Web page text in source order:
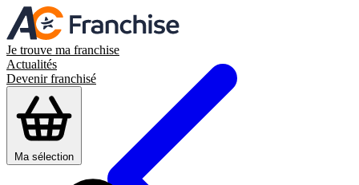
Je trouve ma franchise
Actualités
Devenir franchisé
Ma sélection